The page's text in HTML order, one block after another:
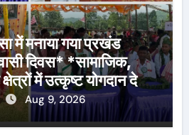
में मनाया गया प्रखंड
*सामाजिक,
में उत्कृष्ट योगदान देने
को किया गया
Aug 9, 2026